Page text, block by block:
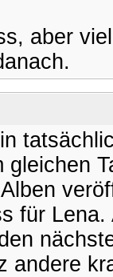
aber
gleichen
für
andere